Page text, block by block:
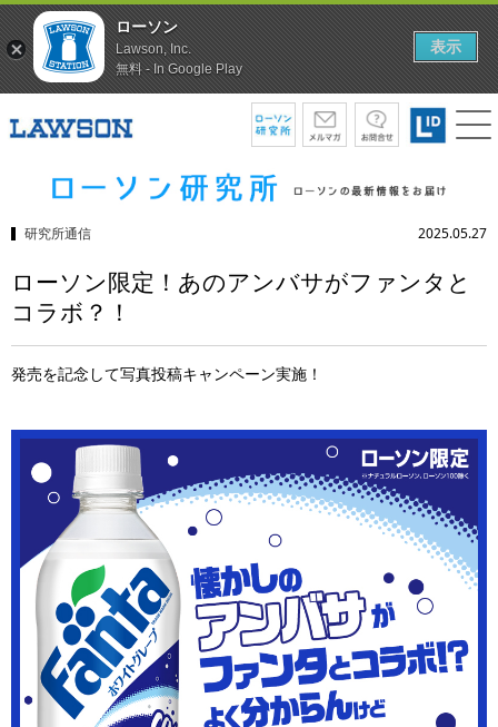
研究所通信 2025.05.27
ローソン限定！あのアンバサがファンタと
コラボ？！
発売を記念して写真投稿キャンペーン実施！
ローソン
Lawson, Inc.
無料 - In Google Play
表示